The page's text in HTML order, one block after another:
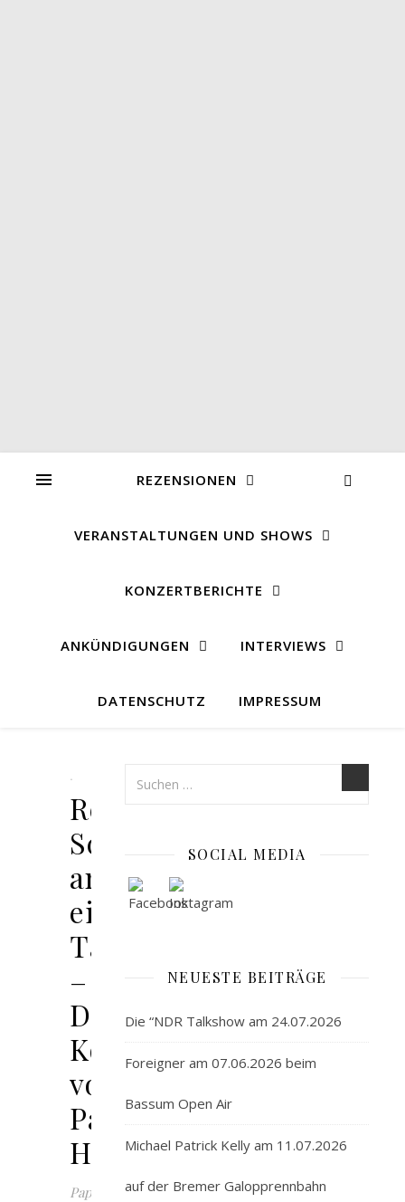
REZENSIONEN
VERANSTALTUNGEN UND SHOWS
KONZERTBERICHTE
ANKÜNDIGUNGEN INTERVIEWS
DATENSCHUTZ IMPRESSUM
.
Rezension:
Schlank
an
einem
Tag
–
Das
Kochbuch
von
Patric
Heizmann
PapierundTintenwelten
SOCIAL MEDIA
NEUESTE BEITRÄGE
Die “NDR Talkshow am 24.07.2026
Foreigner am 07.06.2026 beim
Bassum Open Air
Michael Patrick Kelly am 11.07.2026
auf der Bremer Galopprennbahn